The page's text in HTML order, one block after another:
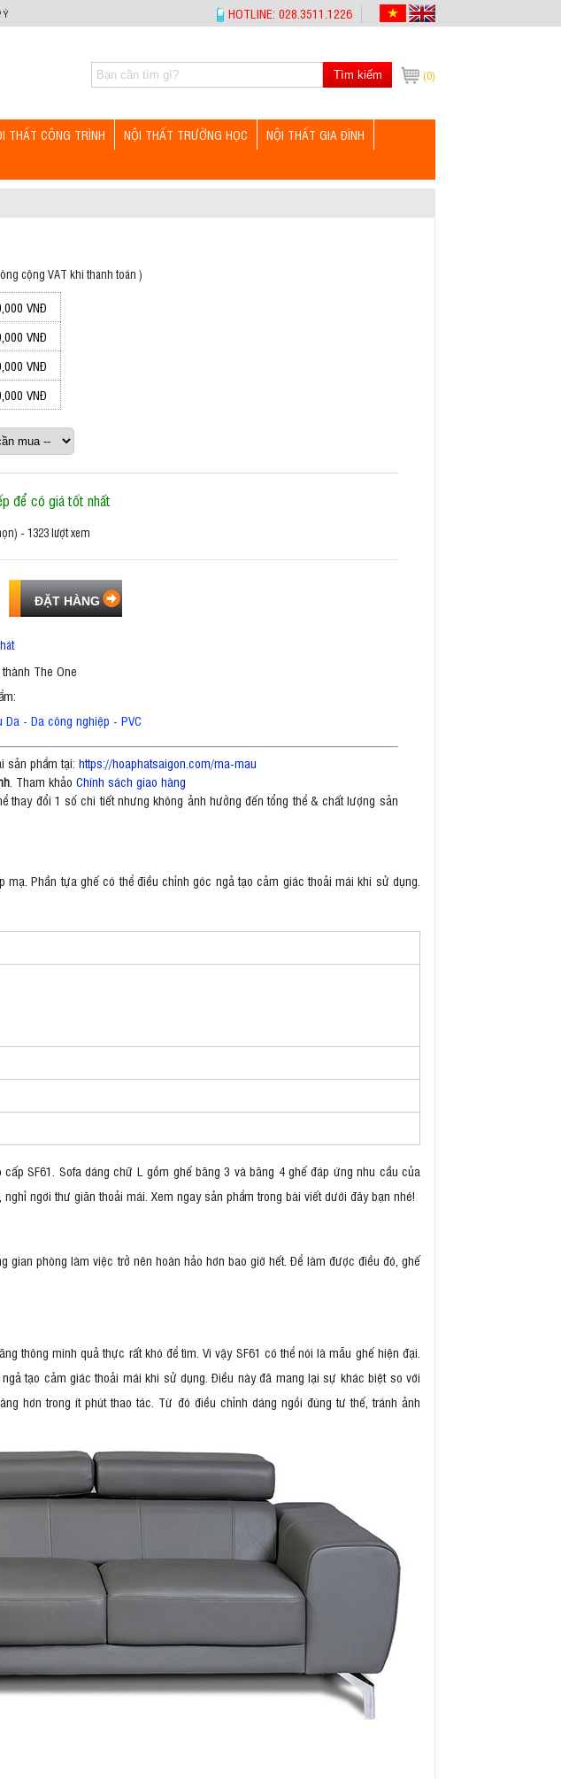
Ý HOTLINE: 028.3511.1226
(0)
Tìm kiếm
THẤT CÔNG TRÌNH NỘI THẤT TRƯỜNG HỌC
NỘI THẤT GIA ĐÌNH
cộng VAT khi thanh toán )
VNĐ
VNĐ
VNĐ
VNĐ
để có giá tốt nhất
- 1323 lượt xem
The One
Da - Da công nghiệp - PVC
sản phẩm tại: https://hoaphatsaigon.com/ma-mau
. Tham khảo Chính sách giao hàng
thay đổi 1 số chi tiết nhưng không ảnh hưởng đến tổng thể & chất lượng sản
Phần tựa ghế có thể điều chỉnh góc ngả tạo cảm giác thoải mái khi sử dụng.
SF61. Sofa dáng chữ L gồm ghế băng 3 và băng 4 ghế đáp ứng nhu cầu của
ngơi thư giãn thoải mái. Xem ngay sản phẩm trong bài viết dưới đây bạn nhé!
phòng làm việc trở nên hoàn hảo hơn bao giờ hết. Để làm được điều đó, ghế
thông minh quả thực rất khó để tìm. Vì vậy SF61 có thể nói là mẫu ghế hiện đại.
tạo cảm giác thoải mái khi sử dụng. Điều này đã mang lại sự khác biệt so với
hơn trong ít phút thao tác. Từ đó điều chỉnh dáng ngồi đúng tư thế, tránh ảnh